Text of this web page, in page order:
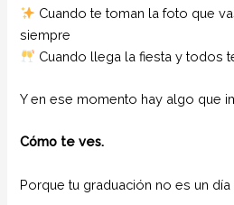
Cuando te toman la foto que
siempre
Cuando llega la fiesta y todos
Y en ese momento hay algo que
Cómo te ves.
Porque tu graduación no es un día